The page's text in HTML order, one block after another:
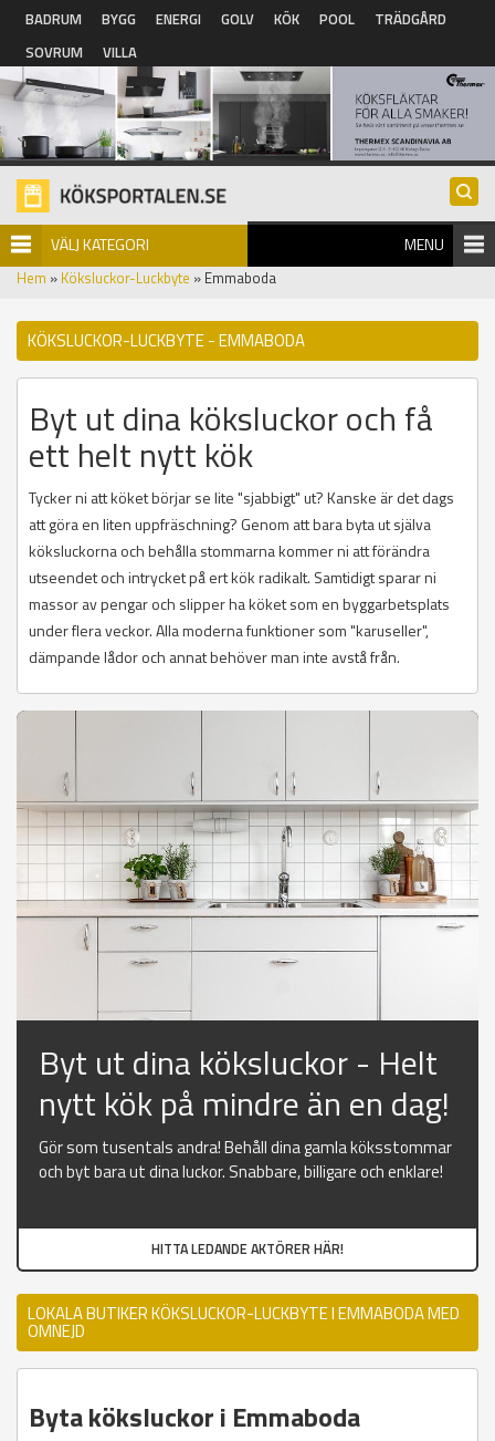
Hoppa till huvudinnehåll
BADRUM BYGG ENERGI GOLV KÖK POOL
TRÄDGÅRD
SOVRUM
VILLA
VÄLJ KATEGORI MENU
Hem » Köksluckor-Luckbyte » Emmaboda
KÖKSLUCKOR-LUCKBYTE - EMMABODA
Byt ut dina köksluckor och få
ett helt nytt kök
Tycker ni att köket börjar se lite "sjabbigt" ut? Kanske är det dags
att göra en liten uppfräschning? Genom att bara byta ut själva
köksluckorna och behålla stommarna kommer ni att förändra
utseendet och intrycket på ert kök radikalt. Samtidigt sparar ni
massor av pengar och slipper ha köket som en byggarbetsplats
under flera veckor. Alla moderna funktioner som "karuseller",
dämpande lådor och annat behöver man inte avstå från.
Byt ut dina köksluckor - Helt
nytt kök på mindre än en dag!
Gör som tusentals andra! Behåll dina gamla köksstommar
och byt bara ut dina luckor. Snabbare, billigare och enklare!
HITTA LEDANDE AKTÖRER HÄR!
LOKALA BUTIKER KÖKSLUCKOR-LUCKBYTE I EMMABODA MED
OMNEJD
Byta köksluckor i Emmaboda